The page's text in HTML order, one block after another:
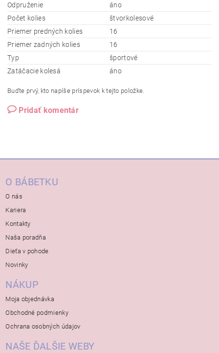
Odpruženie
áno
Počet kolies
štvorkolesové
Priemer predných kolies
16
Priemer zadných kolies
16
Typ
športové
Zatáčacie kolesá
áno
Buďte prvý, kto napíše príspevok k tejto položke.
Pridať komentár
O BÁBETKU
O nás
Kariera
Kontakty
Naša poradňa
Dieťa v pohode
Novinky
NÁKUP
Moja objednávka
Obchodné podmienky
Ochrana osobných údajov
NAŠE ĎALŠIE WEBY